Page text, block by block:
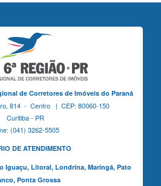
de Corretores de Imóveis do Paraná
814 - Centro | CEP: 80060-150
Curitiba - PR
(041) 3262-5505
DE ATENDIMENTO
Iguaçu,Litoral, Londrina, Maringá, Pato
Ponta Grossa